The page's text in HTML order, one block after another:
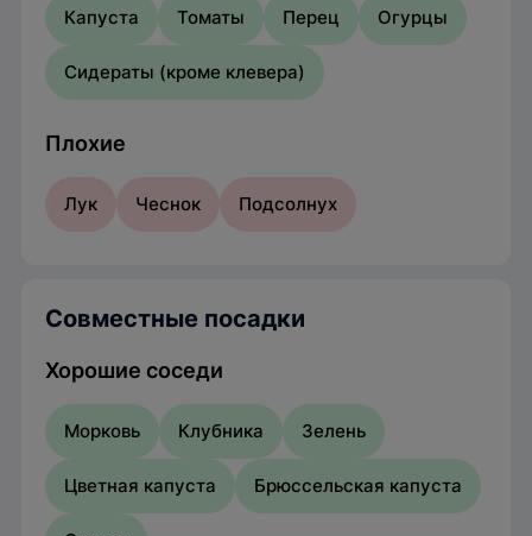
Капуста Томаты Перец Огурцы
Сидераты (кроме клевера)
Плохие
Лук Чеснок Подсолнух
Совместные посадки
Хорошие соседи
Морковь Клубника Зелень
Цветная капуста Брюссельская капуста